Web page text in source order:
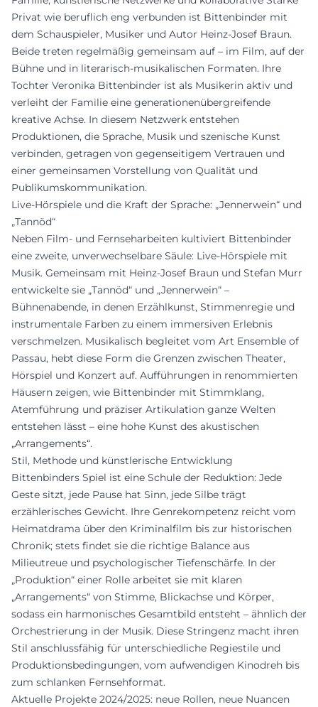
Privat wie beruflich eng verbunden ist Bittenbinder mit
dem Schauspieler, Musiker und Autor Heinz-Josef Braun.
Beide treten regelmäßig gemeinsam auf – im Film, auf der
Bühne und in literarisch-musikalischen Formaten. Ihre
Tochter Veronika Bittenbinder ist als Musikerin aktiv und
verleiht der Familie eine generationenübergreifende
kreative Achse. In diesem Netzwerk entstehen
Produktionen, die Sprache, Musik und szenische Kunst
verbinden, getragen von gegenseitigem Vertrauen und
einer gemeinsamen Vorstellung von Qualität und
Publikumskommunikation.
Live-Hörspiele und die Kraft der Sprache: „Jennerwein“ und
„Tannöd“
Neben Film- und Fernseharbeiten kultiviert Bittenbinder
eine zweite, unverwechselbare Säule: Live-Hörspiele mit
Musik. Gemeinsam mit Heinz-Josef Braun und Stefan Murr
entwickelte sie „Tannöd“ und „Jennerwein“ –
Bühnenabende, in denen Erzählkunst, Stimmenregie und
instrumentale Farben zu einem immersiven Erlebnis
verschmelzen. Musikalisch begleitet vom Art Ensemble of
Passau, hebt diese Form die Grenzen zwischen Theater,
Hörspiel und Konzert auf. Aufführungen in renommierten
Häusern zeigen, wie Bittenbinder mit Stimmklang,
Atemführung und präziser Artikulation ganze Welten
entstehen lässt – eine hohe Kunst des akustischen
„Arrangements“.
Stil, Methode und künstlerische Entwicklung
Bittenbinders Spiel ist eine Schule der Reduktion: Jede
Geste sitzt, jede Pause hat Sinn, jede Silbe trägt
erzählerisches Gewicht. Ihre Genrekompetenz reicht vom
Heimatdrama über den Kriminalfilm bis zur historischen
Chronik; stets findet sie die richtige Balance aus
Milieutreue und psychologischer Tiefenschärfe. In der
„Produktion“ einer Rolle arbeitet sie mit klaren
„Arrangements“ von Stimme, Blickachse und Körper,
sodass ein harmonisches Gesamtbild entsteht – ähnlich der
Orchestrierung in der Musik. Diese Stringenz macht ihren
Stil anschlussfähig für unterschiedliche Regiestile und
Produktionsbedingungen, vom aufwendigen Kinodreh bis
zum schlanken Fernsehformat.
Aktuelle Projekte 2024/2025: neue Rollen, neue Nuancen